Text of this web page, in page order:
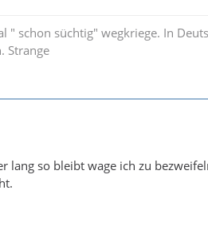
" schon süchtig" wegkriege. In
Strange
so bleibt wage ich zu